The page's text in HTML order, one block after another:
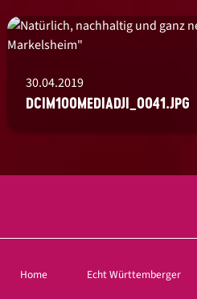
30.04.2019
DCIM100MEDIADJI_0041.JPG
Home Echt Württemberger